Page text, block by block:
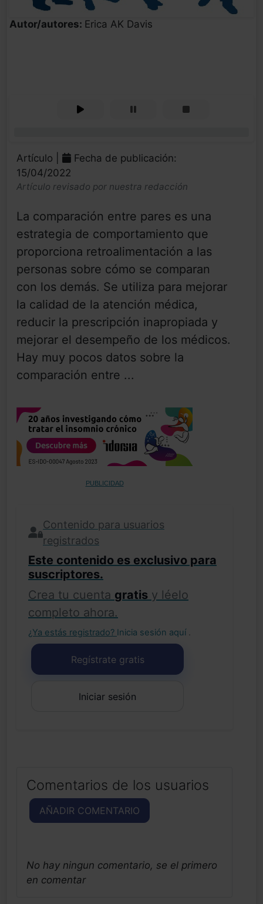
Autor/autores: Erica AK Davis
Artículo |
Fecha de publicación:
15/04/2022
Artículo revisado por nuestra redacción
La comparación entre pares es una
estrategia de comportamiento que
proporciona retroalimentación a las
personas sobre cómo se comparan
con los demás. Se utiliza para mejorar
la calidad de la atención médica,
reducir la prescripción inapropiada y
mejorar el desempeño de los médicos.
Hay muy pocos datos sobre la
comparación entre ...
PUBLICIDAD
Contenido para usuarios
registrados
Este contenido es exclusivo para
suscriptores.
Crea tu cuenta gratis y léelo
completo ahora.
¿Ya estás registrado? Inicia sesión aquí .
Regístrate gratis
Iniciar sesión
Comentarios de los usuarios
AÑADIR COMENTARIO
No hay ningun comentario, se el primero
en comentar